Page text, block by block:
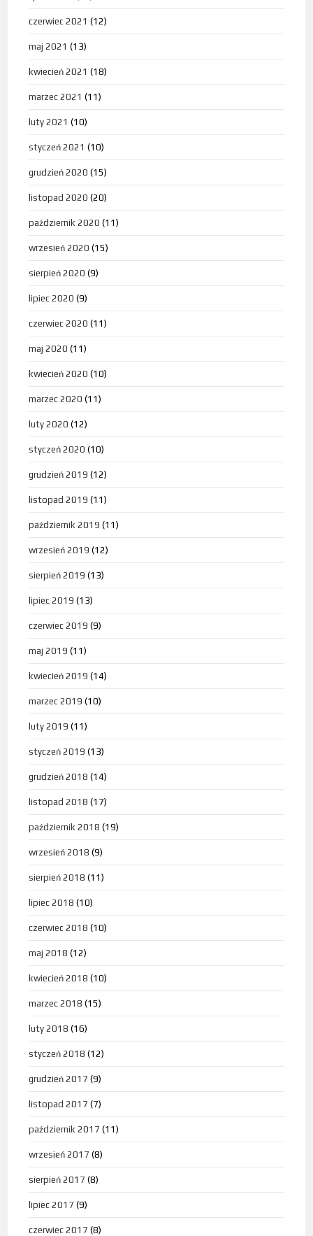
czerwiec 2021 (12)
maj 2021 (13)
kwiecień 2021 (18)
marzec 2021 (11)
luty 2021 (10)
styczeń 2021 (10)
grudzień 2020 (15)
listopad 2020 (20)
październik 2020 (11)
wrzesień 2020 (15)
sierpień 2020 (9)
lipiec 2020 (9)
czerwiec 2020 (11)
maj 2020 (11)
kwiecień 2020 (10)
marzec 2020 (11)
luty 2020 (12)
styczeń 2020 (10)
grudzień 2019 (12)
listopad 2019 (11)
październik 2019 (11)
wrzesień 2019 (12)
sierpień 2019 (13)
lipiec 2019 (13)
czerwiec 2019 (9)
maj 2019 (11)
kwiecień 2019 (14)
marzec 2019 (10)
luty 2019 (11)
styczeń 2019 (13)
grudzień 2018 (14)
listopad 2018 (17)
październik 2018 (19)
wrzesień 2018 (9)
sierpień 2018 (11)
lipiec 2018 (10)
czerwiec 2018 (10)
maj 2018 (12)
kwiecień 2018 (10)
marzec 2018 (15)
luty 2018 (16)
styczeń 2018 (12)
grudzień 2017 (9)
listopad 2017 (7)
październik 2017 (11)
wrzesień 2017 (8)
sierpień 2017 (8)
lipiec 2017 (9)
czerwiec 2017 (8)